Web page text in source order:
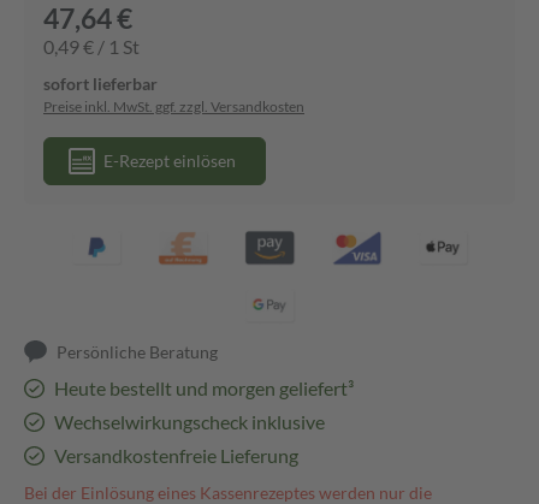
47,64 €
0,49 € / 1 St
sofort lieferbar
Preise inkl. MwSt. ggf. zzgl. Versandkosten
E-Rezept einlösen
Persönliche Beratung
Heute bestellt und morgen geliefert³
Wechselwirkungscheck inklusive
Versandkostenfreie Lieferung
Bei der Einlösung eines Kassenrezeptes werden nur die